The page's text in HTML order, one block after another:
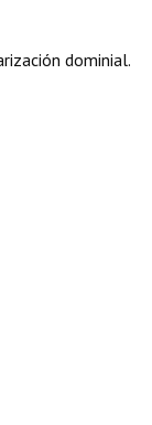
dominial.